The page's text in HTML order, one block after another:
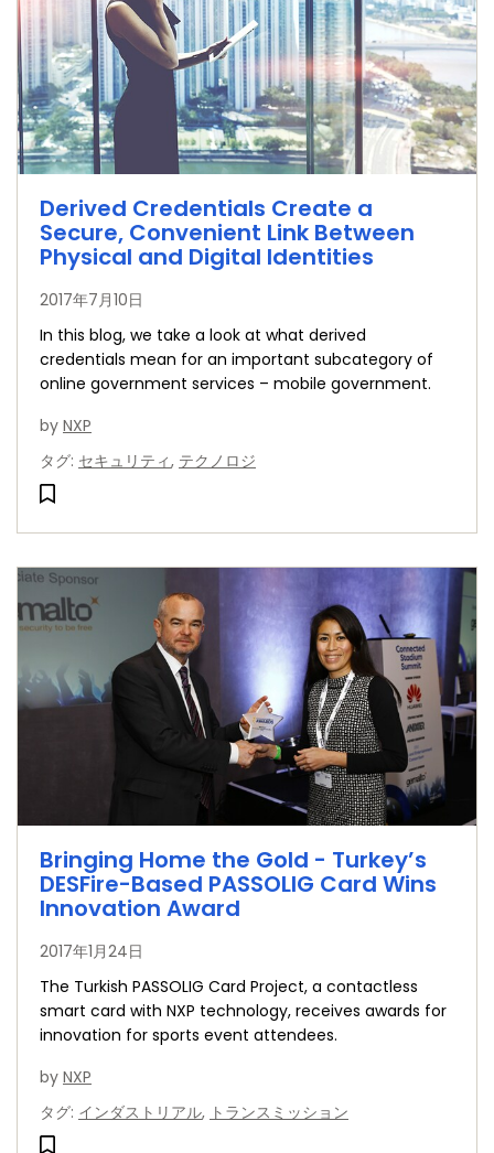
Derived Credentials Create a
Secure, Convenient Link Between
Physical and Digital Identities
2017年7月10日
In this blog, we take a look at what derived
credentials mean for an important subcategory of
online government services – mobile government.
by NXP
タグ: セキュリティ, テクノロジ
Bringing Home the Gold - Turkey’s
DESFire-Based PASSOLIG Card Wins
Innovation Award
2017年1月24日
The Turkish PASSOLIG Card Project, a contactless
smart card with NXP technology, receives awards for
innovation for sports event attendees.
by NXP
タグ: インダストリアル, トランスミッション